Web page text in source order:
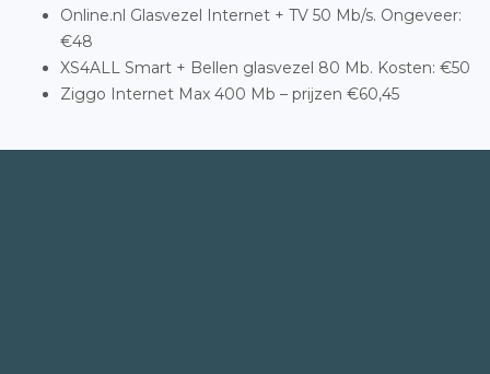
Online.nl Glasvezel Internet + TV 50 Mb/s. Ongeveer:
€48
XS4ALL Smart + Bellen glasvezel 80 Mb. Kosten: €50
Ziggo Internet Max 400 Mb – prijzen €60,45